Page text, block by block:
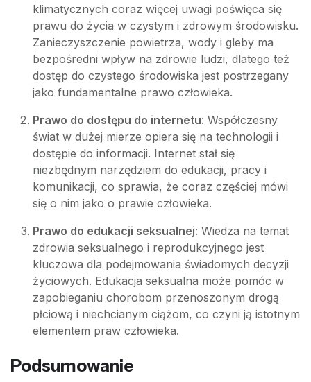
klimatycznych coraz więcej uwagi poświęca się
prawu do życia w czystym i zdrowym środowisku.
Zanieczyszczenie powietrza, wody i gleby ma
bezpośredni wpływ na zdrowie ludzi, dlatego też
dostęp do czystego środowiska jest postrzegany
jako fundamentalne prawo człowieka.
Prawo do dostępu do internetu: Współczesny
świat w dużej mierze opiera się na technologii i
dostępie do informacji. Internet stał się
niezbędnym narzędziem do edukacji, pracy i
komunikacji, co sprawia, że coraz częściej mówi
się o nim jako o prawie człowieka.
Prawo do edukacji seksualnej: Wiedza na temat
zdrowia seksualnego i reprodukcyjnego jest
kluczowa dla podejmowania świadomych decyzji
życiowych. Edukacja seksualna może pomóc w
zapobieganiu chorobom przenoszonym drogą
płciową i niechcianym ciążom, co czyni ją istotnym
elementem praw człowieka.
Podsumowanie